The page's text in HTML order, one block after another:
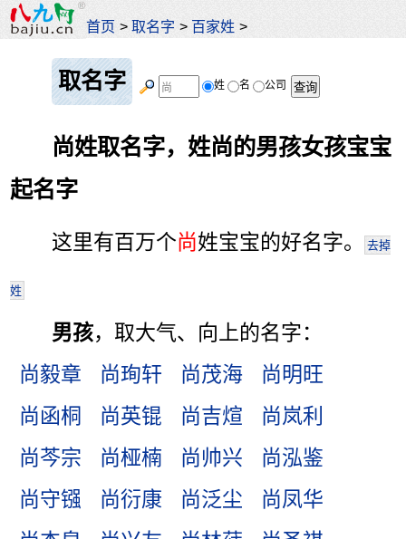
首页 >取名字 > 百家姓 >
取名字 姓 名 公司
尚姓取名字，姓尚的男孩女孩宝宝
起名字
这里有百万个尚姓宝宝的好名字。 去掉
姓
男孩，取大气、向上的名字：
尚毅章
尚珣轩 尚茂海
尚明旺
尚函桐
尚英锟 尚吉煊
尚岚利
尚芩宗
尚桠楠 尚帅兴
尚泓鉴
尚守镪
尚衍康 尚泛尘
尚凤华